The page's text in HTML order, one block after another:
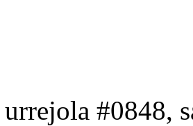
urrejola #0848,